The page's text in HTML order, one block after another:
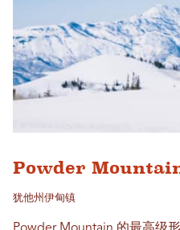
Powder
犹他州伊甸镇